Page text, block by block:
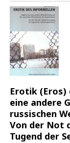
Erotik
eine andere
russischen
Von der Not
Tugend der